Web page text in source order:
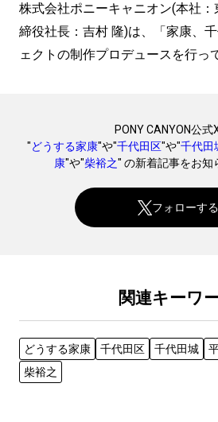
株式会社ポニーキャニオン(本社
締役社長：吉村 隆)は、「家康、
ェクトの制作プロデュースを行っ
PONY CANYON公式
"どうする家康"や"千代田区"や"千代田
康"や"柴裕之" の新着記事をお知
フォローする
関連キーワ
どうする家康 千代田区 千代田城
柴裕之